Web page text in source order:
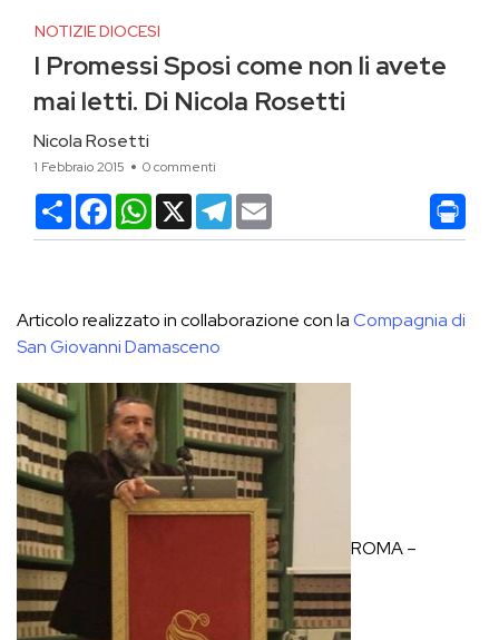
NOTIZIE DIOCESI
I Promessi Sposi come non li avete
mai letti. Di Nicola Rosetti
Nicola Rosetti
1 Febbraio 2015 0 commenti
CondividiFacebookWhatsApp
X Telegram
Articolo realizzato in collaborazione con laCompagnia di
San Giovanni Damasceno
ROMA –